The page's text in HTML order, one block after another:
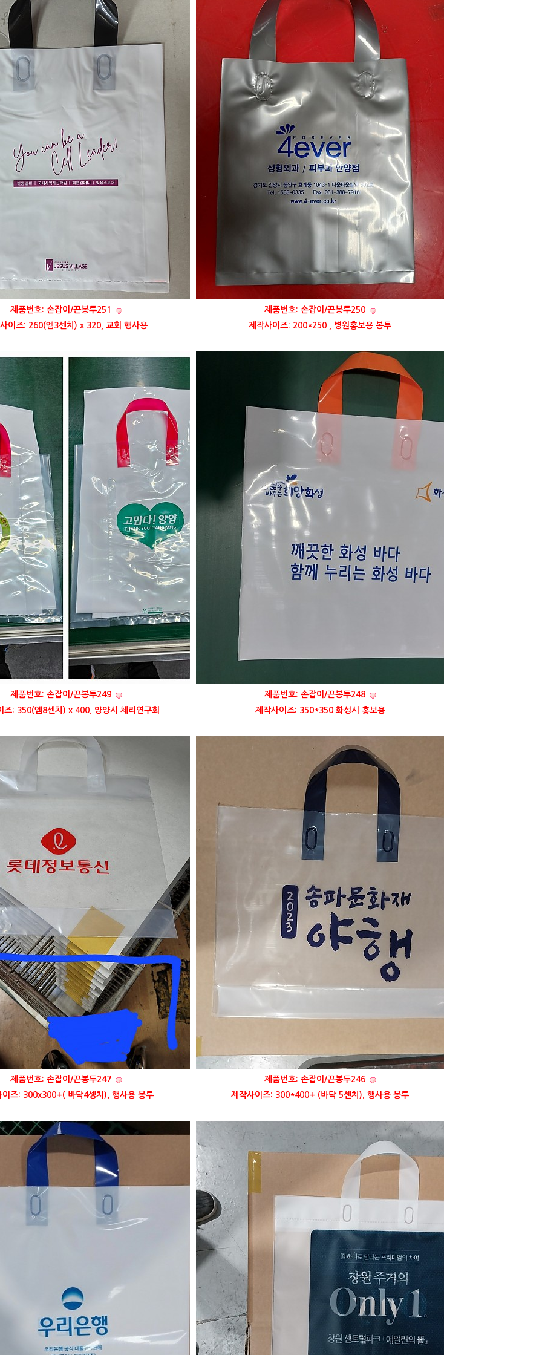
제품번호: 손잡이/끈봉투251
이즈: 260(엠3센치) x 320, 교회 행사용
제품번호: 손잡이/끈봉투250
제작사이즈: 200*250 , 병원홍보용 봉투
제품번호: 손잡이/끈봉투249
즈: 350(엠8센치) x 400, 양양시 체리연구회
제품번호: 손잡이/끈봉투248
제작사이즈: 350*350 화성시 홍보용
제품번호: 손잡이/끈봉투247
이즈: 300x300+( 바닥4셍치), 행사용 봉투
제품번호: 손잡이/끈봉투246
제작사이즈: 300*400+ (바닥 5센치). 행사용 봉투